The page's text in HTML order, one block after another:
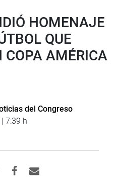
HOMENAJE
QUE
COPA AMÉRICA
del Congreso
7:39 h